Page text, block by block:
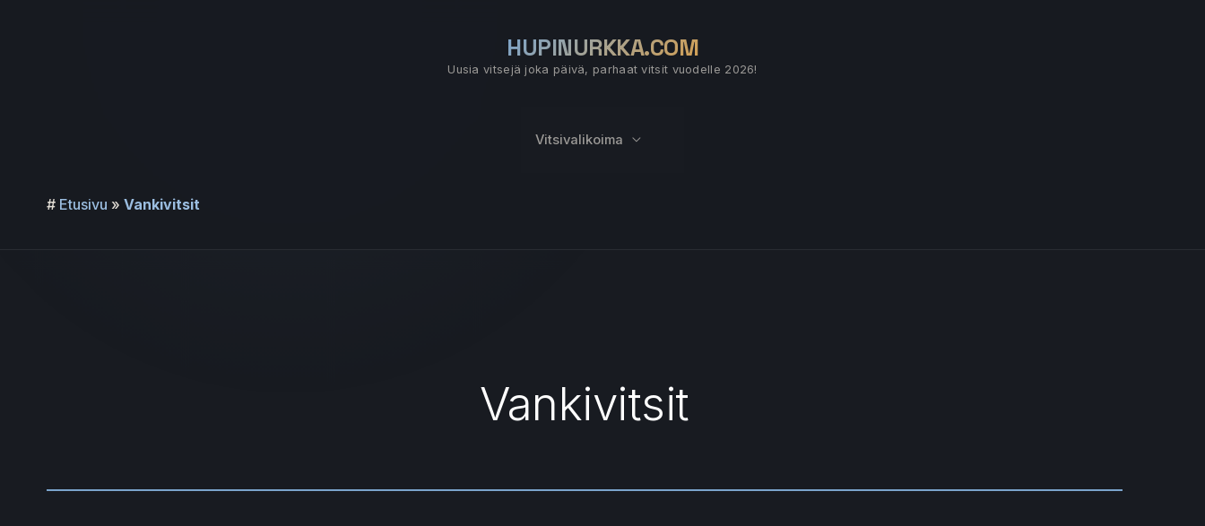
HUPINURKKA.COM
Uusia vitsejä joka päivä, parhaat vitsit vuodelle 2026!
Vitsivalikoima
# Etusivu » Vankivitsit
Vankivitsit